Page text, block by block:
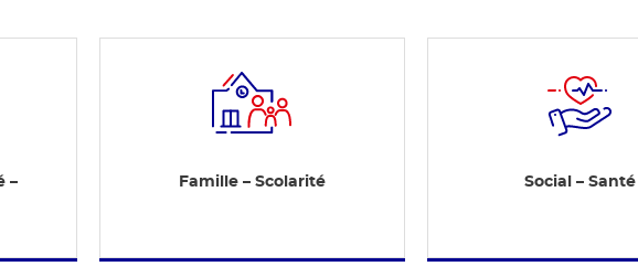
–
Famille – Scolarité Social – Santé